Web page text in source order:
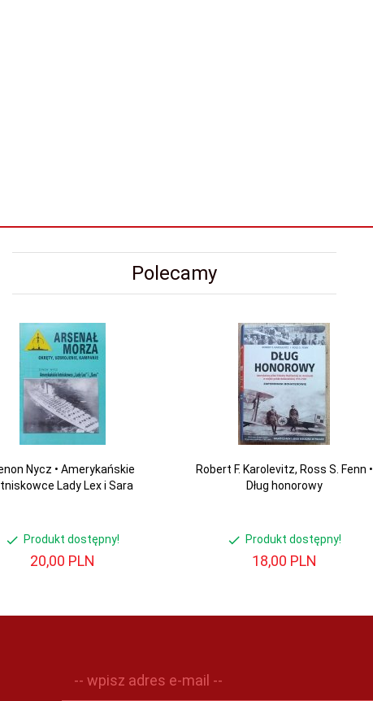
Polecamy
Nycz • Amerykańskie
Lady Lex i Sara
Produkt dostępny!
20,00 PLN
Robert F. Karolevitz, Ross S. Fenn •
Dług honorowy
Produkt dostępny!
18,00 PLN
-- wpisz adres e-mail --